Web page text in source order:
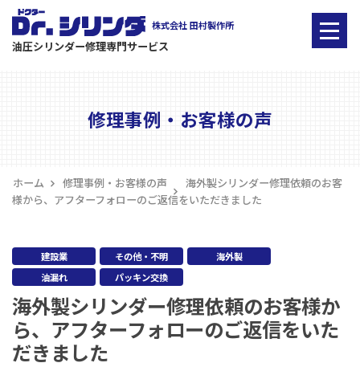
株式会社 田村製作所
油圧シリンダー修理専門サービス
修理事例・お客様の声
ホーム 修理事例・お客様の声
海外製シリンダー修理依頼のお客
様から、アフターフォローのご返信をいただきました
建設業 その他・不明
海外製
油漏れ
パッキン交換
海外製シリンダー修理依頼のお客様か
ら、アフターフォローのご返信をいた
だきました